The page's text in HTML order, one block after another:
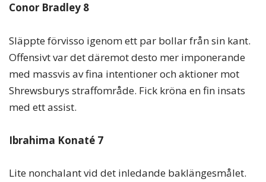
Conor Bradley 8
Släppte förvisso igenom ett par bollar från sin kant.
Offensivt var det däremot desto mer imponerande
med massvis av fina intentioner och aktioner mot
Shrewsburys straffområde. Fick kröna en fin insats
med ett assist.
Ibrahima Konaté 7
Lite nonchalant vid det inledande baklängesmålet.